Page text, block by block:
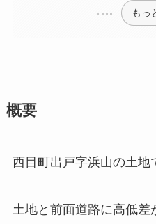
もっ
概要
西目町出戸字浜山の土地
土地と前面道路に高低差